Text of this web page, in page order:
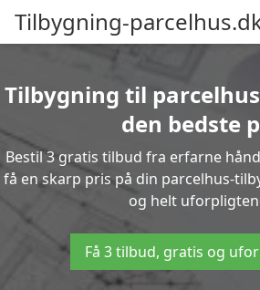
Tilbygning-
Tilbygning til
den bedste
Bestil 3 gratis tilbud fra erfarne
få en skarp pris på din parcelhus-
og helt
Få 3 tilbud, gratis og